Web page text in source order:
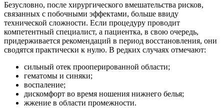
Безусловно, после хирургического вмешательства рисков,
связанных с побочными эффектами, больше ввиду
технической сложности. Если процедуру проводит
компетентный специалист, а пациентка, в свою очередь,
придерживается рекомендаций в период восстановления, они
сводятся практически к нулю. В редких случаях отмечают:
сильный отек прооперированной области;
гематомы и синяки;
воспаление;
дискомфорт во время ношения нижнего белья;
жжение в области промежности.